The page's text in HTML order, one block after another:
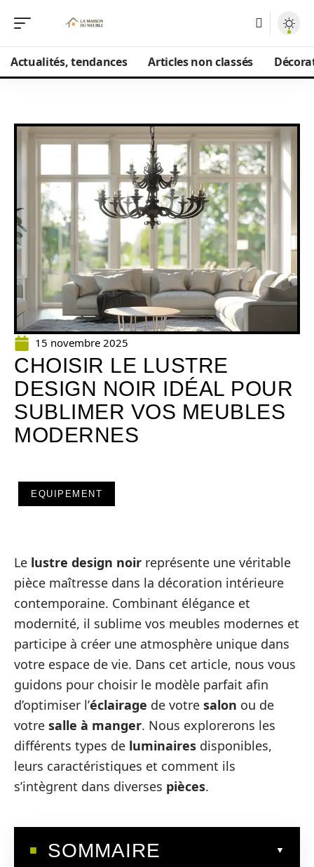
Actualités, tendances Articles non classés
15 novembre 2025
CHOISIR LE LUSTRE
DESIGN NOIR IDÉAL POUR
SUBLIMER VOS MEUBLES
MODERNES
EQUIPEMENT
Le lustre design noir représente une véritable
pièce maîtresse dans la décoration intérieure
contemporaine. Combinant élégance et
modernité, il sublime vos meubles modernes et
participe à créer une atmosphère unique dans
votre espace de vie. Dans cet article, nous vous
guidons pour choisir le modèle parfait afin
d’optimiser l’éclairage de votre salon ou de
votre salle à manger. Nous explorerons les
différents types de luminaires disponibles,
leurs caractéristiques et comment ils
s’intègrent dans diverses pièces.
SOMMAIRE